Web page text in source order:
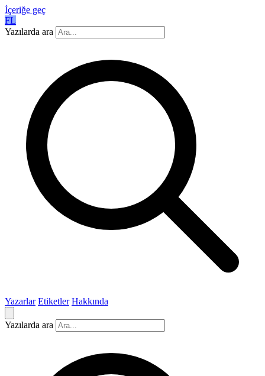
İçeriğe geç
FL
Yazılarda ara
Yazarlar Etiketler Hakkında
Yazılarda ara